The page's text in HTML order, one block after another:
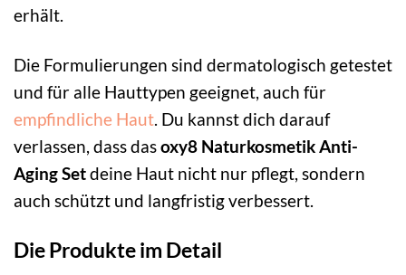
erhält.
Die Formulierungen sind dermatologisch getestet
und für alle Hauttypen geeignet, auch für
empfindliche Haut. Du kannst dich darauf
verlassen, dass dasoxy8 Naturkosmetik Anti-
Aging Setdeine Haut nicht nur pflegt, sondern
auch schützt und langfristig verbessert.
Die Produkte im Detail